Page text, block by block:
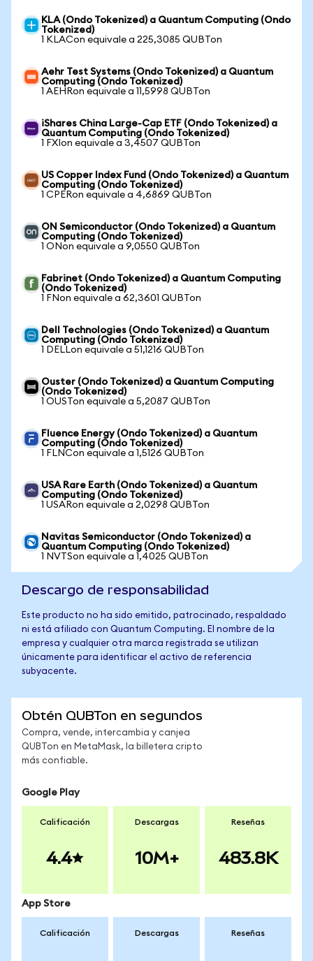
KLA (Ondo Tokenized) a Quantum Computing (Ondo
Tokenized)
1 KLACon equivale a 225,3085 QUBTon
Aehr Test Systems (Ondo Tokenized) a Quantum
Computing (Ondo Tokenized)
1 AEHRon equivale a 11,5998 QUBTon
iShares China Large-Cap ETF (Ondo Tokenized) a
Quantum Computing (Ondo Tokenized)
1 FXIon equivale a 3,4507 QUBTon
US Copper Index Fund (Ondo Tokenized) a Quantum
Computing (Ondo Tokenized)
1 CPERon equivale a 4,6869 QUBTon
ON Semiconductor (Ondo Tokenized) a Quantum
Computing (Ondo Tokenized)
1 ONon equivale a 9,0550 QUBTon
Fabrinet (Ondo Tokenized) a Quantum Computing
(Ondo Tokenized)
1 FNon equivale a 62,3601 QUBTon
Dell Technologies (Ondo Tokenized) a Quantum
Computing (Ondo Tokenized)
1 DELLon equivale a 51,1216 QUBTon
Ouster (Ondo Tokenized) a Quantum Computing
(Ondo Tokenized)
1 OUSTon equivale a 5,2087 QUBTon
Fluence Energy (Ondo Tokenized) a Quantum
Computing (Ondo Tokenized)
1 FLNCon equivale a 1,5126 QUBTon
USA Rare Earth (Ondo Tokenized) a Quantum
Computing (Ondo Tokenized)
1 USARon equivale a 2,0298 QUBTon
Navitas Semiconductor (Ondo Tokenized) a
Quantum Computing (Ondo Tokenized)
1 NVTSon equivale a 1,4025 QUBTon
Descargo de responsabilidad
Este producto no ha sido emitido, patrocinado, respaldado
ni está afiliado con Quantum Computing. El nombre de la
empresa y cualquier otra marca registrada se utilizan
únicamente para identificar el activo de referencia
subyacente.
Obtén QUBTon en segundos
Compra, vende, intercambia y canjea
QUBTon en MetaMask, la billetera cripto
más confiable.
Google Play
Calificación
4.4
Descargas
10M+
Reseñas
483.8K
App Store
Calificación Descargas Reseñas